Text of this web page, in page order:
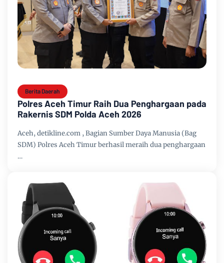
Berita Daerah
Polres Aceh Timur Raih Dua Penghargaan pada
Rakernis SDM Polda Aceh 2026
Aceh, detikline.com , Bagian Sumber Daya Manusia (Bag
SDM) Polres Aceh Timur berhasil meraih dua penghargaan
…